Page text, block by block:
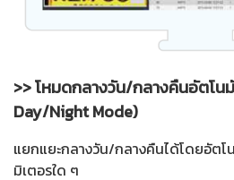
>> โหมดกลางวัน/กลางคืนอัตโ
Day/Night Mode)
แยกแยะกลางวัน/กลางคืนได้โดยอัต
มิเตอรใด ๆ